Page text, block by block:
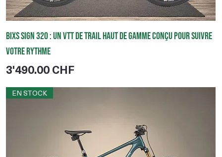
BIXS Sign 320 : un VTT de trail haut de gamme conçu pour suivre
votre rythme
Prix
3'490.00 CHF
EN STOCK